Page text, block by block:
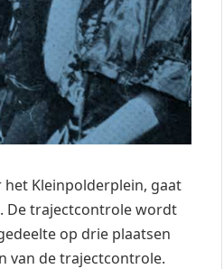
Kleinpolderplein, gaat
De trajectcontrole wordt
op drie plaatsen
van de trajectcontrole.